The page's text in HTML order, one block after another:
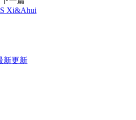
Xi&Ahui
新更新